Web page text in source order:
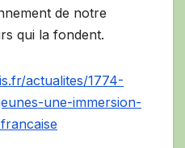
de notre
qui la fondent.
actualites/1774-
une-immersion-